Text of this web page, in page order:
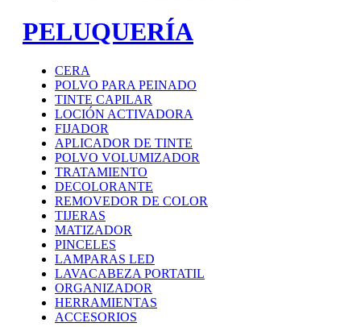
PELUQUERÍA
CERA
POLVO PARA PEINADO
TINTE CAPILAR
LOCIÓN ACTIVADORA
FIJADOR
APLICADOR DE TINTE
POLVO VOLUMIZADOR
TRATAMIENTO
DECOLORANTE
REMOVEDOR DE COLOR
TIJERAS
MATIZADOR
PINCELES
LAMPARAS LED
LAVACABEZA PORTATIL
ORGANIZADOR
HERRAMIENTAS
ACCESORIOS